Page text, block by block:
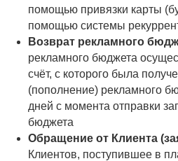
помощью привязки карты
помощью системы
Возврат рекламного
рекламного бюджета
счёт, с которого была
(пополнение) рекламного
дней с момента отправки
бюджета
Обращение от Клиента
Клиентов, поступившее в